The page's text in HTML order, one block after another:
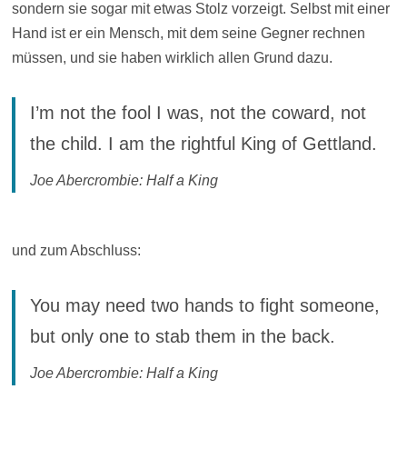
sondern sie sogar mit etwas Stolz vorzeigt. Selbst mit einer
Hand ist er ein Mensch, mit dem seine Gegner rechnen
müssen, und sie haben wirklich allen Grund dazu.
I’m not the fool I was, not the coward, not
the child. I am the rightful King of Gettland.
Joe Abercrombie: Half a King
und zum Abschluss:
You may need two hands to fight someone,
but only one to stab them in the back.
Joe Abercrombie: Half a King